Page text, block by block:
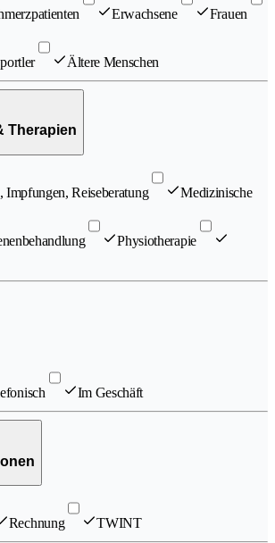
Erwachsene Frauen
Ältere Menschen
Therapien
Impfungen, Reiseberatung Medizinische
Physiotherapie
Im Geschäft
Rechnung TWINT